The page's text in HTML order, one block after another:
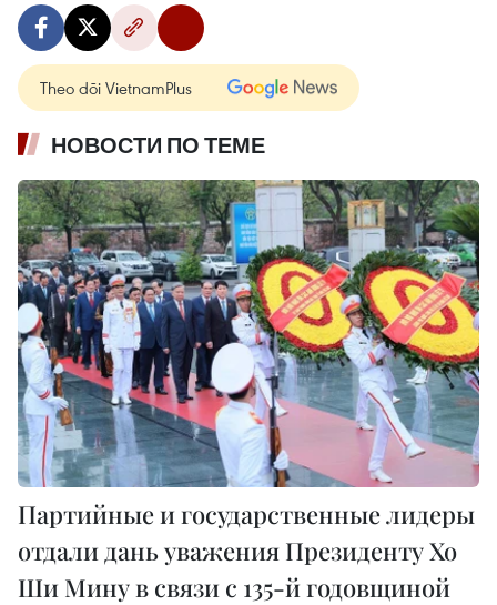
Theo dõi VietnamPlus
НОВОСТИ ПО ТЕМЕ
Партийные и государственные лидеры
отдали дань уважения Президенту Хо
Ши Мину в связи с 135-й годовщиной